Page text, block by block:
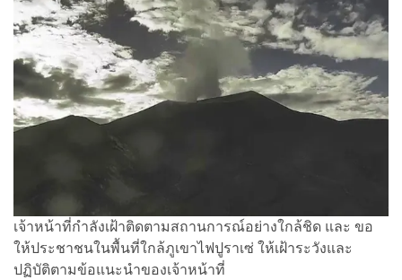
เจ้าหน้าที่กำลังเฝ้าติดตามสถานการณ์อย่างใกล้ชิด และ ขอ
ให้ประชาชนในพื้นที่ใกล้ภูเขาไฟปูราเซ่ ให้เฝ้าระวังและ
ปฏิบัติตามข้อแนะนำของเจ้าหน้าที่